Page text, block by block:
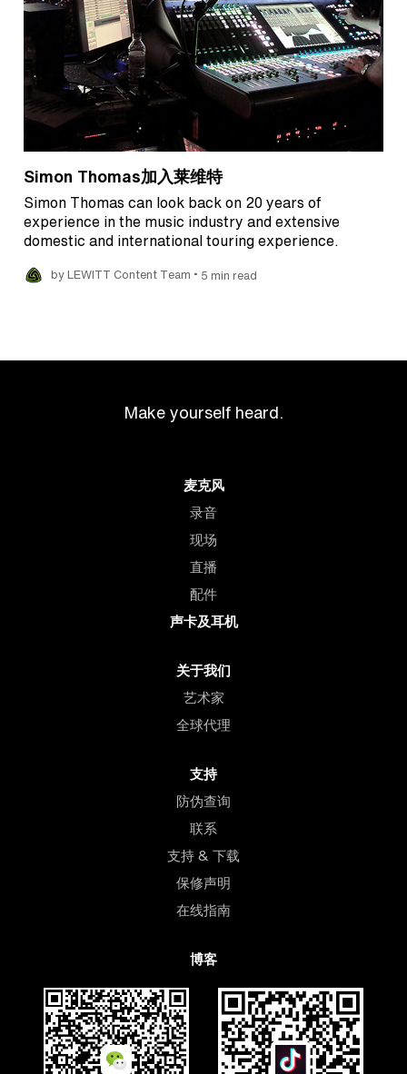
Simon Thomas加入莱维特
Simon Thomas can look back on 20 years of
experience in the music industry and extensive
domestic and international touring experience.
by LEWITT Content Team • 5 min read
Make yourself heard.
麦克风
录音
现场
直播
配件
声卡及耳机
关于我们
艺术家
全球代理
支持
防伪查询
联系
支持 & 下载
保修声明
在线指南
博客